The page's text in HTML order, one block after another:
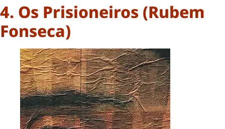
4. Os Prisioneiros (Rubem
Fonseca)